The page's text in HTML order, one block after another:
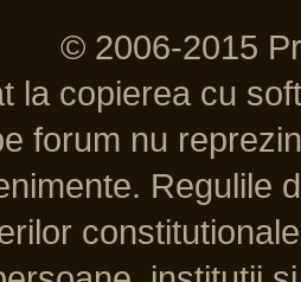
© 2006-2015
la copierea cu
forum nu
Regulile